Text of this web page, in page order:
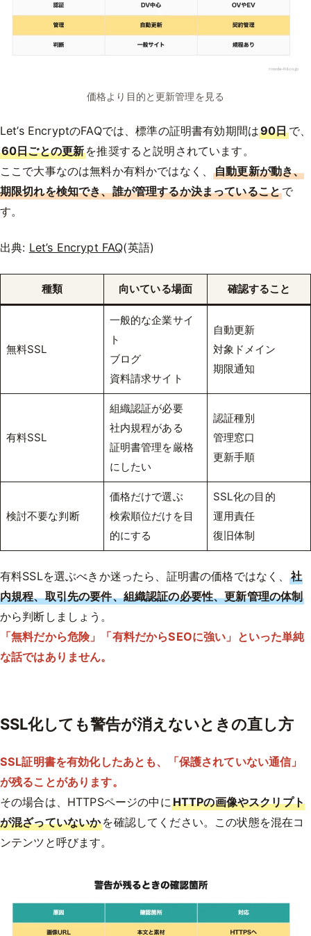
価格より目的と更新管理を見る
Let’s EncryptのFAQでは、標準の証明書有効期間は90日で、
60日ごとの更新を推奨すると説明されています。
ここで大事なのは無料か有料かではなく、自動更新が動き、
期限切れを検知でき、誰が管理するか決まっていることで
す。
出典: Let’s Encrypt FAQ(英語)
種類 向いている場面 確認すること
無料SSL
一般的な企業サイ
ト
ブログ
資料請求サイト
自動更新
対象ドメイン
期限通知
有料SSL
組織認証が必要
社内規程がある
証明書管理を厳格
にしたい
認証種別
管理窓口
更新手順
検討不要な判断
価格だけで選ぶ
検索順位だけを目
的にする
SSL化の目的
運用責任
復旧体制
有料SSLを選ぶべきか迷ったら、証明書の価格ではなく、社
内規程、取引先の要件、組織認証の必要性、更新管理の体制
から判断しましょう。
「無料だから危険」「有料だからSEOに強い」といった単純
な話ではありません。
SSL化しても警告が消えないときの直し方
SSL証明書を有効化したあとも、「保護されていない通信」
が残ることがあります。
その場合は、HTTPSページの中にHTTPの画像やスクリプト
が混ざっていないかを確認してください。この状態を混在コ
ンテンツと呼びます。